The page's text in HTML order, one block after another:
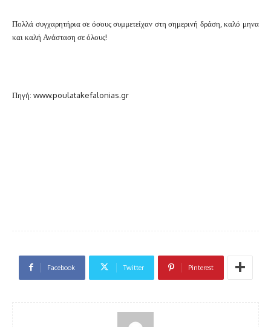
Πολλά συγχαρητήρια σε όσους συμμετείχαν στη σημερινή δράση, καλό μηνα
και καλή Ανάσταση σε όλους!
Πηγή: www.poulatakefalonias.gr
Facebook Twitter Pinterest